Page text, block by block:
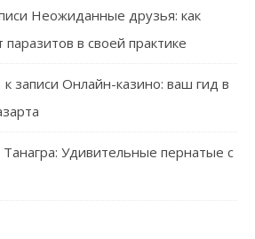
Неожиданные друзья: как
паразитов в своей практике
к записи Онлайн-казино: ваш гид в
Танагра: Удивительные пернатые с